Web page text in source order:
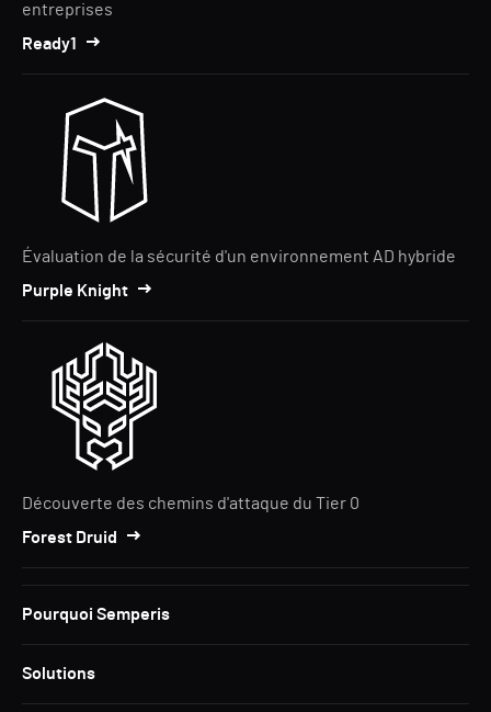
entreprises
Ready1
Évaluation de la sécurité d'un environnement AD hybride
Purple Knight
Découverte des chemins d'attaque du Tier 0
Forest Druid
Pourquoi Semperis
Solutions